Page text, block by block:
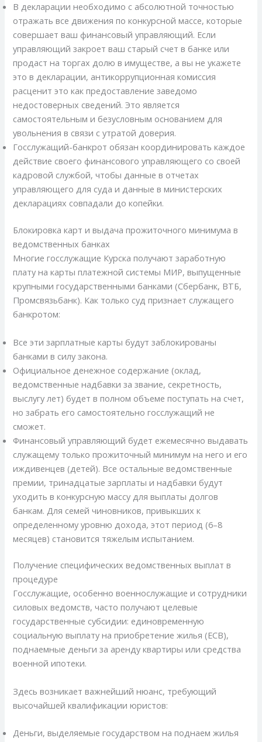
В декларации необходимо с абсолютной точностью
отражать все движения по конкурсной массе, которые
совершает ваш финансовый управляющий. Если
управляющий закроет ваш старый счет в банке или
продаст на торгах долю в имуществе, а вы не укажете
это в декларации, антикоррупционная комиссия
расценит это как предоставление заведомо
недостоверных сведений. Это является
самостоятельным и безусловным основанием для
увольнения в связи с утратой доверия.
Госслужащий-банкрот обязан координировать каждое
действие своего финансового управляющего со своей
кадровой службой, чтобы данные в отчетах
управляющего для суда и данные в министерских
декларациях совпадали до копейки.
Блокировка карт и выдача прожиточного минимума в
ведомственных банках
Многие госслужащие Курска получают заработную
плату на карты платежной системы МИР, выпущенные
крупными государственными банками (Сбербанк, ВТБ,
Промсвязьбанк). Как только суд признает служащего
банкротом:
Все эти зарплатные карты будут заблокированы
банками в силу закона.
Официальное денежное содержание (оклад,
ведомственные надбавки за звание, секретность,
выслугу лет) будет в полном объеме поступать на счет,
но забрать его самостоятельно госслужащий не
сможет.
Финансовый управляющий будет ежемесячно выдавать
служащему только прожиточный минимум на него и его
иждивенцев (детей). Все остальные ведомственные
премии, тринадцатые зарплаты и надбавки будут
уходить в конкурсную массу для выплаты долгов
банкам. Для семей чиновников, привыкших к
определенному уровню дохода, этот период (6–8
месяцев) становится тяжелым испытанием.
Получение специфических ведомственных выплат в
процедуре
Госслужащие, особенно военнослужащие и сотрудники
силовых ведомств, часто получают целевые
государственные субсидии: единовременную
социальную выплату на приобретение жилья (ЕСВ),
поднаемные деньги за аренду квартиры или средства
военной ипотеки.
Здесь возникает важнейший нюанс, требующий
высочайшей квалификации юристов:
Деньги, выделяемые государством на поднаем жилья